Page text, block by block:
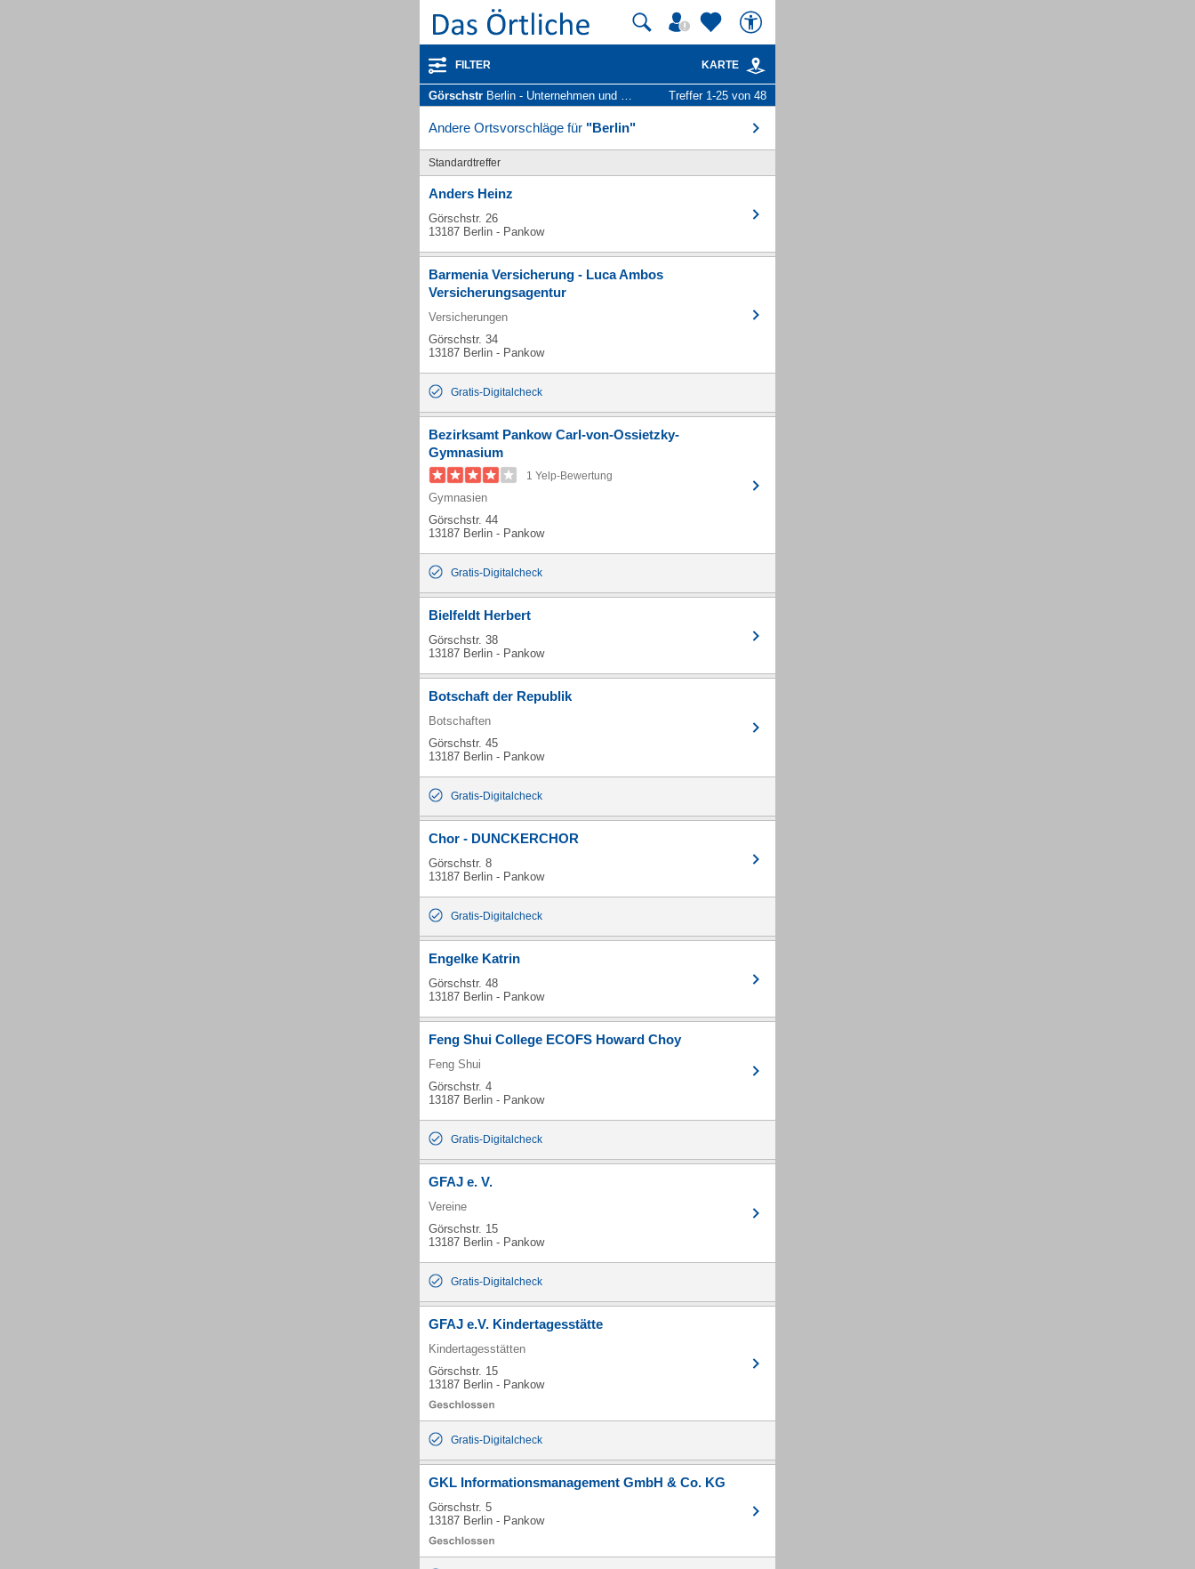
FILTER KARTE
Görschstr Berlin - Unternehmen und Personen Treffer 1-25 von 48
Andere Ortsvorschläge für "Berlin"
Standardtreffer
Anders Heinz
Görschstr. 26
13187 Berlin - Pankow
Barmenia Versicherung - Luca Ambos
Versicherungsagentur
Versicherungen
Görschstr. 34
13187 Berlin - Pankow
Gratis-Digitalcheck
Bezirksamt Pankow Carl-von-Ossietzky-
Gymnasium
1 Yelp-Bewertung
Gymnasien
Görschstr. 44
13187 Berlin - Pankow
Gratis-Digitalcheck
Bielfeldt Herbert
Görschstr. 38
13187 Berlin - Pankow
Botschaft der Republik
Botschaften
Görschstr. 45
13187 Berlin - Pankow
Gratis-Digitalcheck
Chor - DUNCKERCHOR
Görschstr. 8
13187 Berlin - Pankow
Gratis-Digitalcheck
Engelke Katrin
Görschstr. 48
13187 Berlin - Pankow
Feng Shui College ECOFS Howard Choy
Feng Shui
Görschstr. 4
13187 Berlin - Pankow
Gratis-Digitalcheck
GFAJ e. V.
Vereine
Görschstr. 15
13187 Berlin - Pankow
Gratis-Digitalcheck
GFAJ e.V. Kindertagesstätte
Kindertagesstätten
Görschstr. 15
13187 Berlin - Pankow
Gratis-Digitalcheck
GKL Informationsmanagement GmbH & Co. KG
Görschstr. 5
13187 Berlin - Pankow